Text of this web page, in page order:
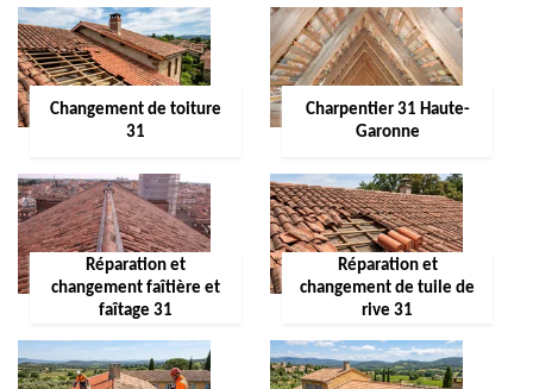
Changement de toiture
31
Charpentier 31 Haute-
Garonne
Réparation et
changement faîtière et
faîtage 31
Réparation et
changement de tuile de
rive 31